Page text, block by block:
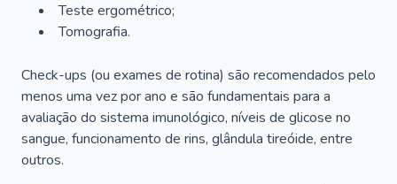
Teste ergométrico;
Tomografia.
Check-ups (ou exames de rotina) são recomendados pelo
menos uma vez por ano e são fundamentais para a
avaliação do sistema imunológico, níveis de glicose no
sangue, funcionamento de rins, glândula tireóide, entre
outros.